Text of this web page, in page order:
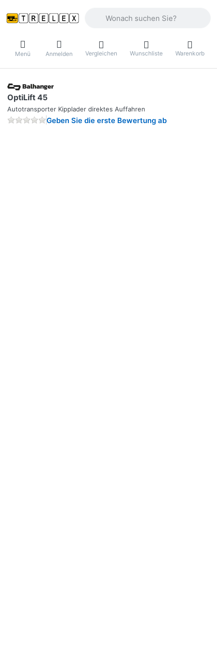
Menü Anmelden Vergleichen Wunschliste Warenkorb
OptiLift 45
Autotransporter Kipplader direktes Auffahren
Geben Sie die erste Bewertung ab